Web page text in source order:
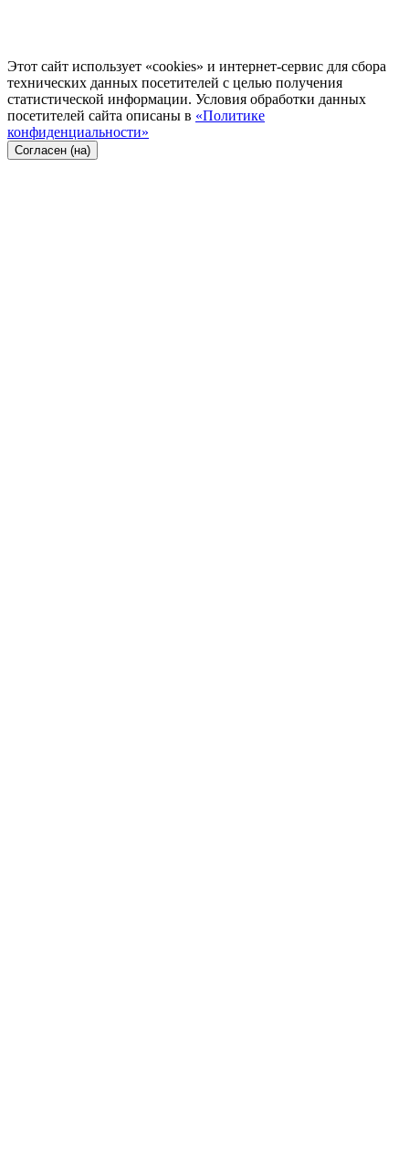
Этот сайт использует «cookies» и интернет-сервис для сбора
технических данных посетителей с целью получения
статистической информации. Условия обработки данных
посетителей сайта описаны в «Политике
конфиденциальности»
Согласен (на)